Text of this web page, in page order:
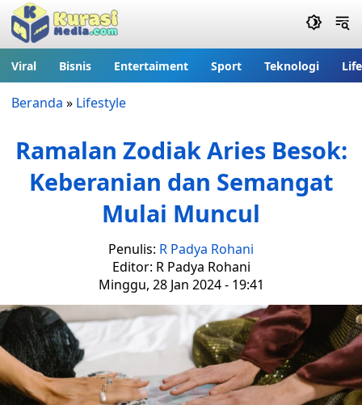
Viral Bisnis Entertaiment Sport Teknologi
Beranda » Lifestyle
Ramalan Zodiak Aries Besok:
Keberanian dan Semangat
Mulai Muncul
Penulis: R Padya Rohani
Editor: R Padya Rohani
Minggu, 28 Jan 2024 - 19:41